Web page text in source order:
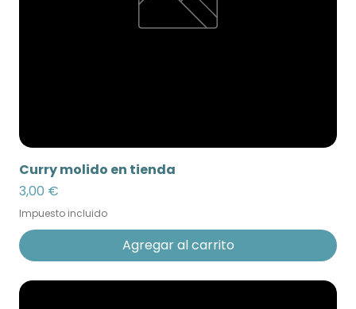
Curry molido en tienda
Precio
3,00 €
Impuesto incluido
Agregar al carrito